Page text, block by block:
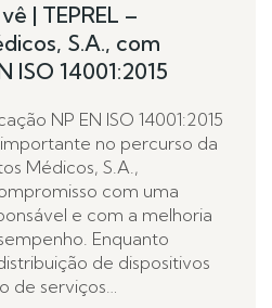
| TEPREL –
S.A., com
ISO 14001:2015
NP EN ISO 14001:2015
no percurso da
Médicos, S.A.,
com uma
e com a melhoria
Enquanto
de dispositivos
de serviços…